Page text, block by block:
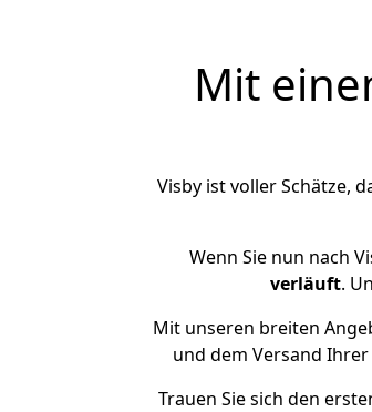
Mit
Visby ist voller Schätze,
Wenn Sie nun nach
verläuft.
Mit unseren breiten
und dem Versand
Trauen Sie sich den